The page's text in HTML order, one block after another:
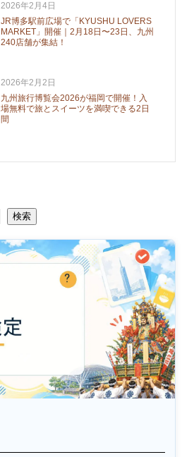
2026年2月4日
JR博多駅前広場で「KYUSHU LOVERS
MARKET」開催｜2月18日〜23日、九州
240店舗が集結！
2026年2月2日
九州旅行博覧会2026が福岡で開催！入
場無料で旅とスイーツを満喫できる2日
間
検索